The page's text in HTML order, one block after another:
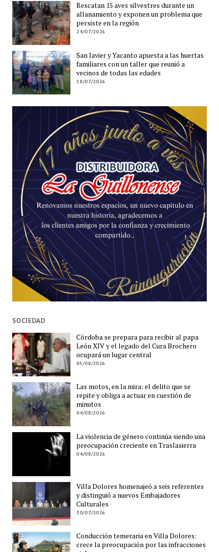
Rescatan 15 aves silvestres durante un
allanamiento y exponen un problema que
persiste en la región
24/07/2026
San Javier y Yacanto apuesta a las huertas
familiares con un taller que reunió a
vecinos de todas las edades
18/07/2026
SOCIEDAD
Córdoba se prepara para recibir al papa
León XIV y el legado del Cura Brochero
ocupará un lugar central
05/08/2026
Las motos, en la mira: el delito que se
repite y obliga a actuar en cuestión de
minutos
04/08/2026
La violencia de género continúa siendo una
preocupación creciente en Traslasierra
04/08/2026
Villa Dolores homenajeó a seis referentes
y distinguió a nuevos Embajadores
Culturales
30/07/2026
Conducción temeraria en Villa Dolores:
crece la preocupación por las infracciones